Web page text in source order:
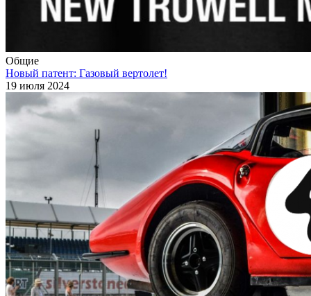
Общие
Новый патент: Газовый вертолет!
19 июля 2024